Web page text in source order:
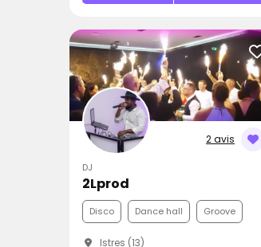
2 avis
DJ
2Lprod
Disco Dance hall Groove
Istres (13)